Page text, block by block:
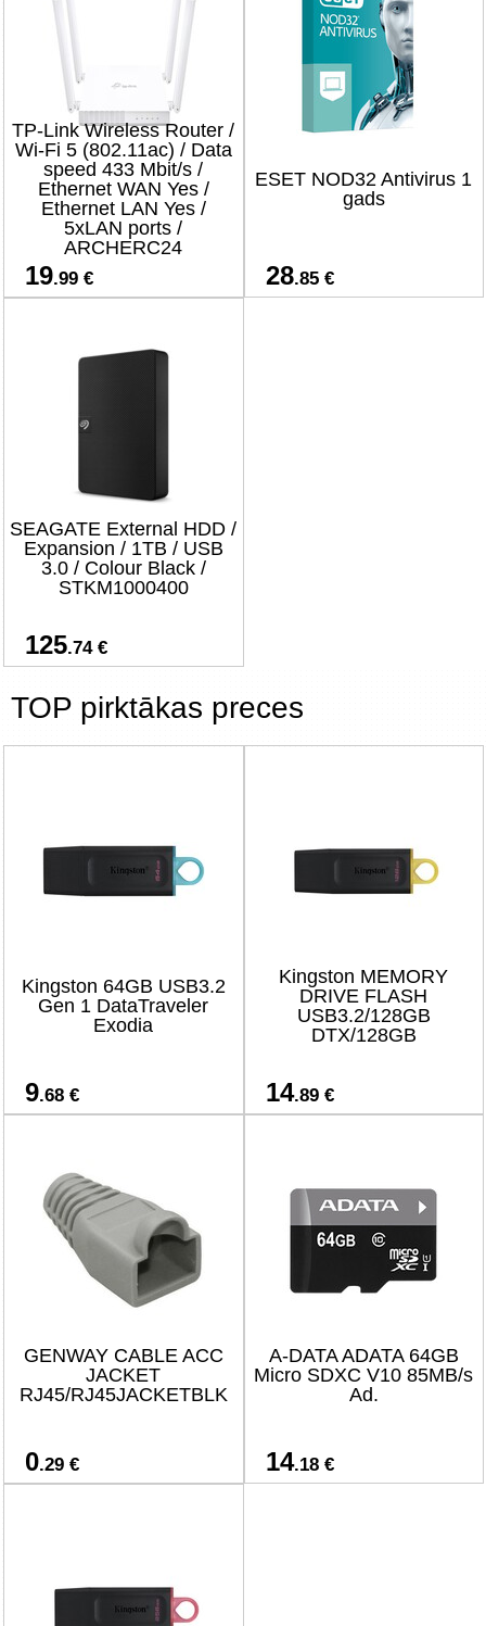
TP-Link Wireless Router /
Wi-Fi 5 (802.11ac) / Data
speed 433 Mbit/s /
Ethernet WAN Yes /
Ethernet LAN Yes /
5xLAN ports /
ARCHERC24
19.99 €
ESET NOD32 Antivirus 1
gads
28.85 €
SEAGATE External HDD /
Expansion / 1TB / USB
3.0 / Colour Black /
STKM1000400
125.74 €
TOP pirktākas preces
Kingston 64GB USB3.2
Gen 1 DataTraveler
Exodia
9.68 €
Kingston MEMORY
DRIVE FLASH
USB3.2/128GB
DTX/128GB
14.89 €
GENWAY CABLE ACC
JACKET
RJ45/RJ45JACKETBLK
0.29 €
A-DATA ADATA 64GB
Micro SDXC V10 85MB/s
Ad.
14.18 €